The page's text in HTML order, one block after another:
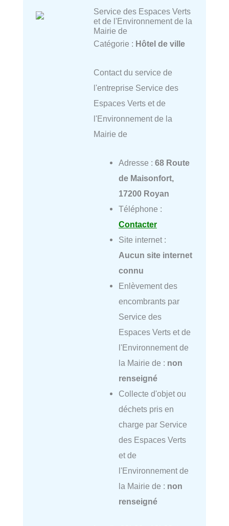
Service des Espaces Verts
et de l'Environnement de la
Mairie de
Catégorie : Hôtel de ville
Contact du service de
l'entreprise Service des
Espaces Verts et de
l'Environnement de la
Mairie de
Adresse : 68 Route
de Maisonfort,
17200 Royan
Téléphone :
Contacter
Site internet :
Aucun site internet
connu
Enlèvement des
encombrants par
Service des
Espaces Verts et de
l'Environnement de
la Mairie de : non
renseigné
Collecte d'objet ou
déchets pris en
charge par Service
des Espaces Verts
et de
l'Environnement de
la Mairie de : non
renseigné